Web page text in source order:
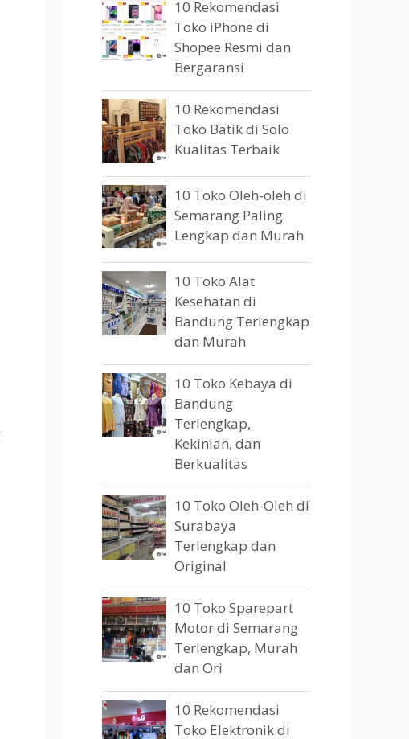
10 Rekomendasi
Toko iPhone di
Shopee Resmi dan
Bergaransi
10 Rekomendasi
Toko Batik di Solo
Kualitas Terbaik
10 Toko Oleh-oleh di
Semarang Paling
Lengkap dan Murah
10 Toko Alat
Kesehatan di
Bandung Terlengkap
dan Murah
10 Toko Kebaya di
Bandung
Terlengkap,
Kekinian, dan
Berkualitas
10 Toko Oleh-Oleh di
Surabaya
Terlengkap dan
Original
10 Toko Sparepart
Motor di Semarang
Terlengkap, Murah
dan Ori
10 Rekomendasi
Toko Elektronik di